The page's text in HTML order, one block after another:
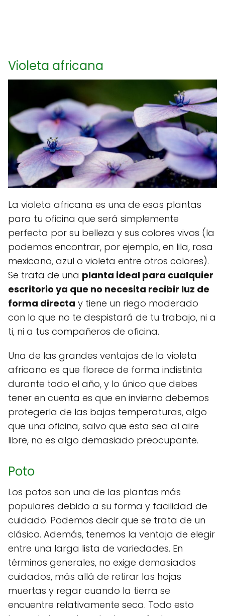
Violeta africana
La violeta africana es una de esas plantas
para tu oficina que será simplemente
perfecta por su belleza y sus colores vivos (la
podemos encontrar, por ejemplo, en lila, rosa
mexicano, azul o violeta entre otros colores).
Se trata de una planta ideal para cualquier
escritorio ya que no necesita recibir luz de
forma directa y tiene un riego moderado
con lo que no te despistará de tu trabajo, ni a
ti, ni a tus compañeros de oficina.
Una de las grandes ventajas de la violeta
africana es que florece de forma indistinta
durante todo el año, y lo único que debes
tener en cuenta es que en invierno debemos
protegerla de las bajas temperaturas, algo
que una oficina, salvo que esta sea al aire
libre, no es algo demasiado preocupante.
Poto
Los potos son una de las plantas más
populares debido a su forma y facilidad de
cuidado. Podemos decir que se trata de un
clásico. Además, tenemos la ventaja de elegir
entre una larga lista de variedades. En
términos generales, no exige demasiados
cuidados, más allá de retirar las hojas
muertas y regar cuando la tierra se
encuentre relativamente seca. Todo esto